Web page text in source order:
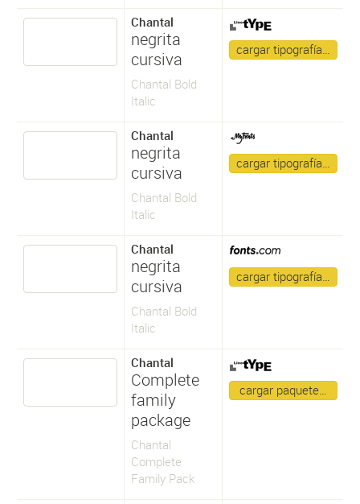
Chantal
negrita
cursiva
Chantal Bold
Italic
cargar tipografía…
Chantal
negrita
cursiva
Chantal Bold
Italic
cargar tipografía…
Chantal
negrita
cursiva
Chantal Bold
Italic
cargar tipografía…
Chantal
Complete
family
package
Chantal
Complete
Family Pack
cargar paquete…